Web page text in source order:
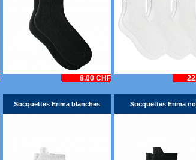
8.00 CHF
Socquettes Erima blanches Socquettes Erima